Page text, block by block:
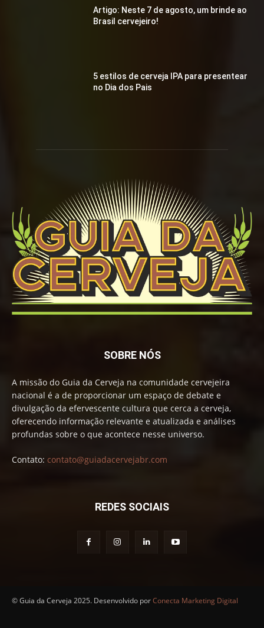
Artigo: Neste 7 de agosto, um brinde ao
Brasil cervejeiro!
5 estilos de cerveja IPA para presentear
no Dia dos Pais
SOBRE NÓS
A missão do Guia da Cerveja na comunidade cervejeira
nacional é a de proporcionar um espaço de debate e
divulgação da efervescente cultura que cerca a cerveja,
oferecendo informação relevante e atualizada e análises
profundas sobre o que acontece nesse universo.
Contato: contato@guiadacervejabr.com
REDES SOCIAIS
© Guia da Cerveja 2025. Desenvolvido porConecta Marketing Digital